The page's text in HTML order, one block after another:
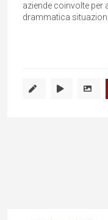
aziende coinvolte per
drammatica situazione